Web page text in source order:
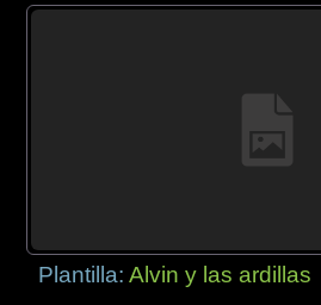
Plantilla:Alvin y las ardillas